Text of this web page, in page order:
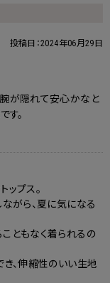
投稿日：2024年06月29日
が隠れて安心かなと
す。
ップス。
がら、夏に気になる
ともなく着られるの
、伸縮性のいい生地